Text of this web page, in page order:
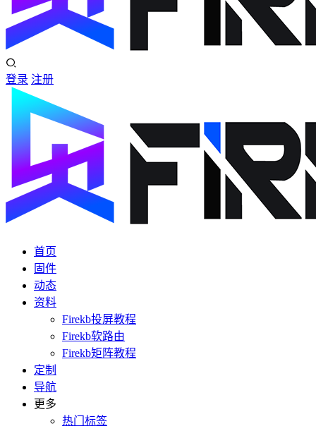
登录 注册
首页
固件
动态
资料
Firekb投屏教程
Firekb软路由
Firekb矩阵教程
定制
导航
更多
热门标签